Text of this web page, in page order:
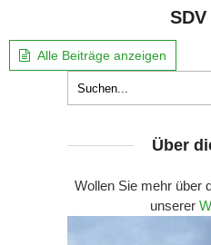
SDV
Alle Beiträge anzeigen
Über
Wollen Sie mehr über
unserer